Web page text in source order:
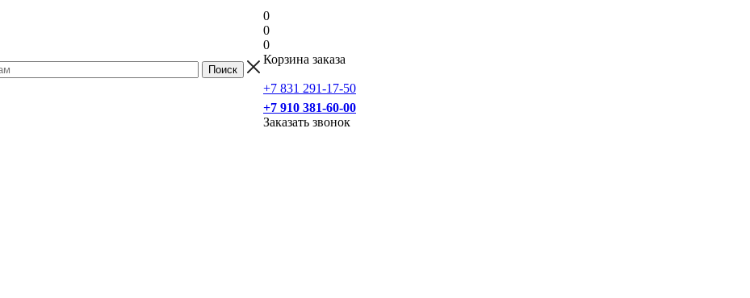
0
0
0
Корзина заказа
+7 831 291-17-50
+7 910 381-60-00
Заказать звонок